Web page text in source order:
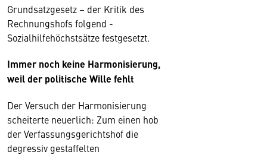
Grundsatzgesetz – der Kritik des
Rechnungshofs folgend -
Sozialhilfehöchstsätze festgesetzt.
Immer noch keine Harmonisierung,
weil der politische Wille fehlt
Der Versuch der Harmonisierung
scheiterte neuerlich: Zum einen hob
der Verfassungsgerichtshof die
degressiv gestaffelten